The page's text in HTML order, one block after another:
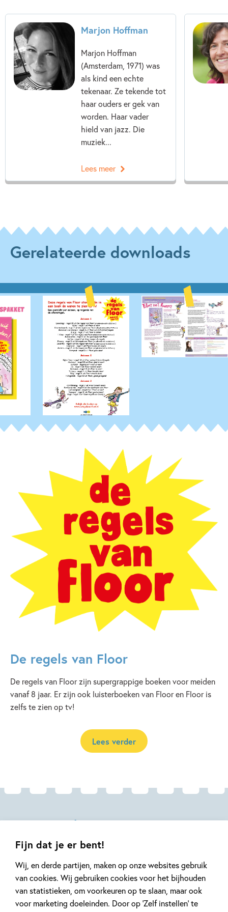
Fijn dat je er bent!
Wij, en derde partijen, maken op onze websites gebruik
van cookies. Wij gebruiken cookies voor het bijhouden
van statistieken, om voorkeuren op te slaan, maar ook
voor marketing doeleinden. Door op ‘Zelf instellen’ te
Georgien Overwater
Marjon Hoffman
Marjon Hoffman
(Amsterdam, 1971) was
als kind een echte
tekenaar. Ze tekende tot
haar ouders er gek van
worden. Haar vader
hield van jazz. Die
muziek...
Lees meer
Gerelateerde downloads
De regels van Floor
De regels van Floor zijn supergrappige boeken voor meiden
vanaf 8 jaar. Er zijn ook luisterboeken van Floor en Floor is
zelfs te zien op tv!
Lees verder
Andere boeken uit de serie 'De
regels van Floor'